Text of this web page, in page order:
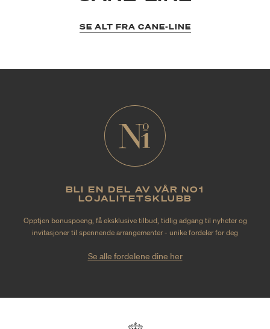
SE ALT FRA CANE-LINE
BLI EN DEL AV VÅR NO1
LOJALITETSKLUBB
Opptjen bonuspoeng, få eksklusive tilbud, tidlig adgang til nyheter og
invitasjoner til spennende arrangementer - unike fordeler for deg
Se alle fordelene dine her